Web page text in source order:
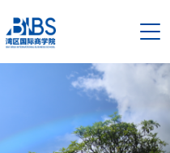
搜索